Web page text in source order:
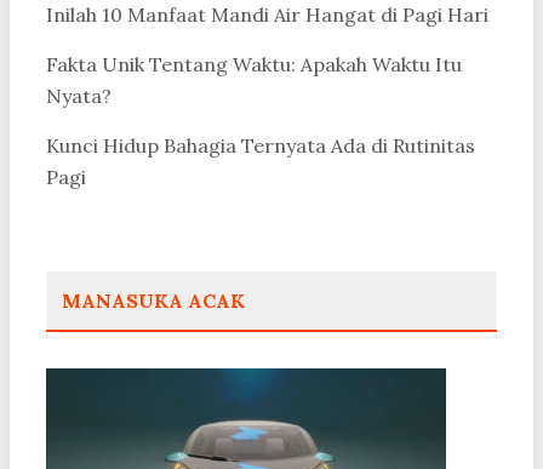
Inilah 10 Manfaat Mandi Air Hangat di Pagi Hari
Fakta Unik Tentang Waktu: Apakah Waktu Itu
Nyata?
Kunci Hidup Bahagia Ternyata Ada di Rutinitas
Pagi
MANASUKA ACAK